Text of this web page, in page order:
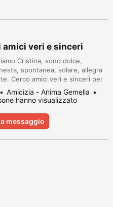
amici veri e sinceri
Cristina, sono dolce,
spontanea, solare, allegra
Cerco amici veri e sinceri per
i miei hobby: cantare, ballare,
il mare), ascoltare musica
Amicizia - Anima Gemella
hanno visualizzato
messaggio